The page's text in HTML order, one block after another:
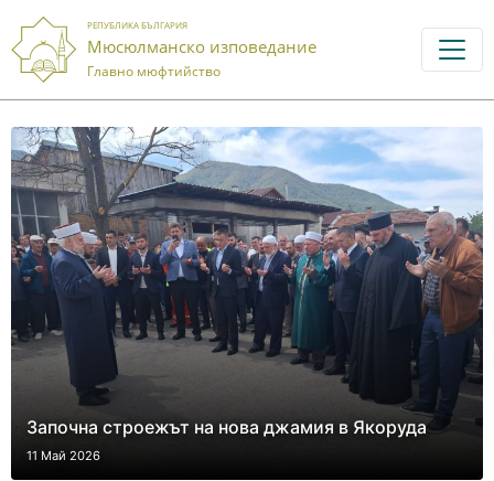
РЕПУБЛИКА БЪЛГАРИЯ
Мюсюлманско изповедание
Главно мюфтийство
Започна строежът на нова джамия в Якоруда
11 Май 2026